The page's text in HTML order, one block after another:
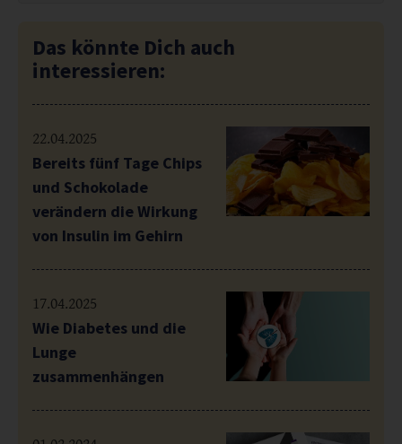
Das könnte Dich auch
interessieren:
22.04.2025
Bereits fünf Tage Chips
und Schokolade
verändern die Wirkung
von Insulin im Gehirn
17.04.2025
Wie Diabetes und die
Lunge
zusammenhängen